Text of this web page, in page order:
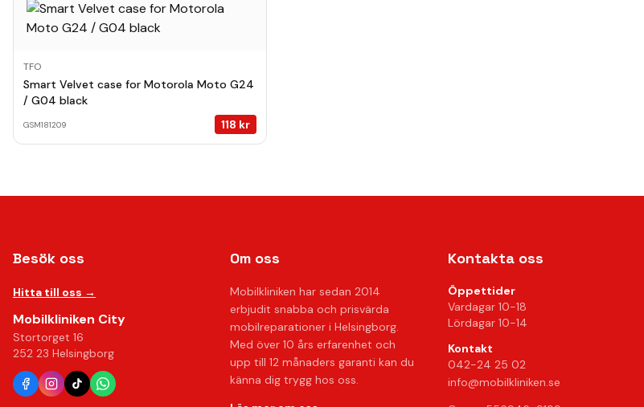
TFO
Smart Velvet case for Motorola Moto G24
/ G04 black
GSM181209 118 kr
Besök oss
Hitta till oss →
Mobilkliniken City
Stortorget 16
252 23 Helsingborg
Om oss
Mobilkliniken har sedan 2014
erbjudit snabba och prisvärda
mobilreparationer i Helsingborg.
Med över 10 års erfarenhet och
upp till 12 månaders garanti kan du
känna dig trygg hos oss.
Kontakta oss
Öppettider
Vardagar 10-18
Lördagar 10-14
Kontakt
042-24 25 02
info@mobilkliniken.se